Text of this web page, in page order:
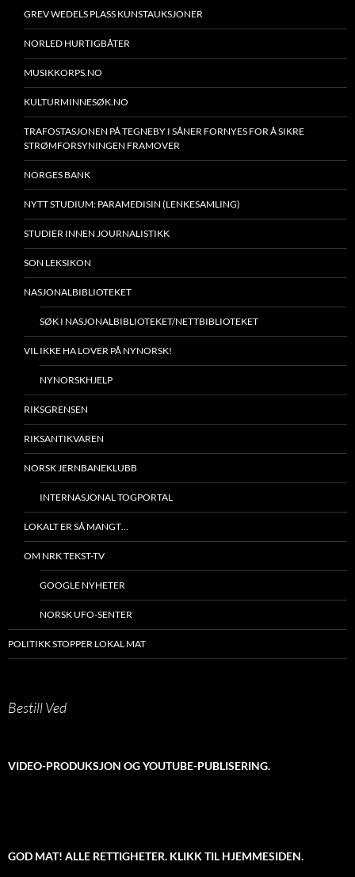
GREV WEDELS PLASS KUNSTAUKSJONER
NORLED HURTIGBÅTER
MUSIKKORPS.NO
KULTURMINNESØK.NO
TRAFOSTASJONEN PÅ TEGNEBY I SÅNER FORNYES FOR Å SIKRE
STRØMFORSYNINGEN FRAMOVER
NORGES BANK
NYTT STUDIUM: PARAMEDISIN (LENKESAMLING)
STUDIER INNEN JOURNALISTIKK
SON LEKSIKON
NASJONALBIBLIOTEKET
SØK I NASJONALBIBLIOTEKET/NETTBIBLIOTEKET
VIL IKKE HA LOVER PÅ NYNORSK!
NYNORSKHJELP
RIKSGRENSEN
RIKSANTIKVAREN
NORSK JERNBANEKLUBB
INTERNASJONAL TOGPORTAL
LOKALT ER SÅ MANGT…
OM NRK TEKST-TV
GOOGLE NYHETER
NORSK UFO-SENTER
POLITIKK STOPPER LOKAL MAT
Bestill Ved
VIDEO-PRODUKSJON OG YOUTUBE-PUBLISERING.
GOD MAT! ALLE RETTIGHETER. KLIKK TIL HJEMMESIDEN.